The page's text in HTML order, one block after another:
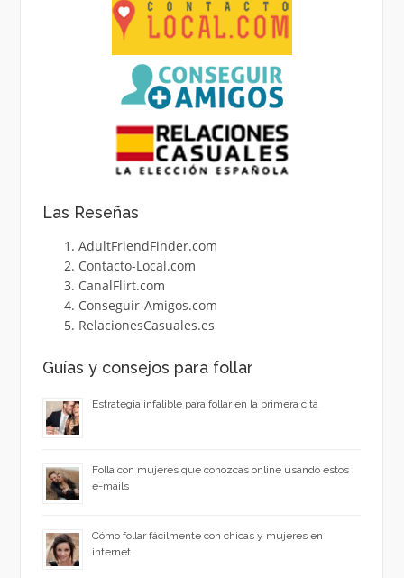
Las Reseñas
AdultFriendFinder.com
Contacto-Local.com
CanalFlirt.com
Conseguir-Amigos.com
RelacionesCasuales.es
Guías y consejos para follar
Estrategia infalible para follar en la primera cita
Folla con mujeres que conozcas online usando estos
e-mails
Cómo follar fácilmente con chicas y mujeres en
internet